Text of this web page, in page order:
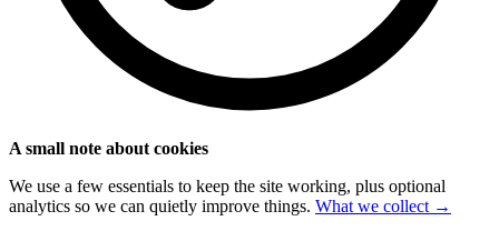
A small note about cookies
We use a few essentials to keep the site working, plus optional
analytics so we can quietly improve things. What we collect →